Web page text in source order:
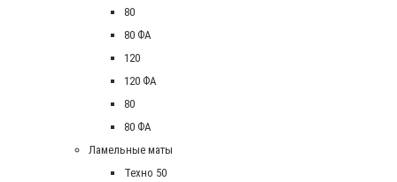
80
80 ФА
120
120 ФА
80
80 ФА
Ламельные маты
Техно 50